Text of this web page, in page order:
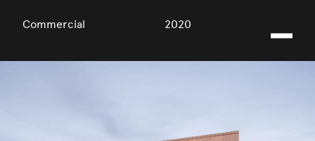
Commercial 2020